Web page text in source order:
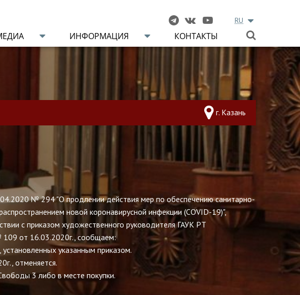
RU
ИНФОРМАЦИЯ КОНТАКТЫ
г. Казань
№ 294 "О продлении действия мер по обеспечению санитарно-
новой коронавирусной инфекции (COVID-19)",
с приказом художественного руководителя ГАУК РТ
109 от 16.03.2020г., сообщаем:
указанным приказом.
отменяется.
3 либо в месте покупки.